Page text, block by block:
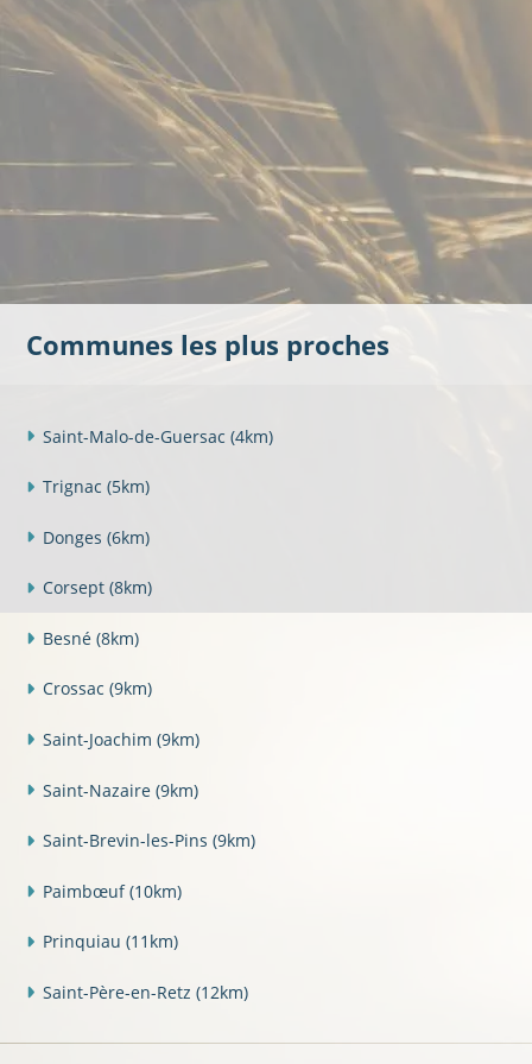
Communes les plus proches
Saint-Malo-de-Guersac (4km)
Trignac (5km)
Donges (6km)
Corsept (8km)
Besné (8km)
Crossac (9km)
Saint-Joachim (9km)
Saint-Nazaire (9km)
Saint-Brevin-les-Pins (9km)
Paimbœuf(10km)
Prinquiau (11km)
Saint-Père-en-Retz (12km)